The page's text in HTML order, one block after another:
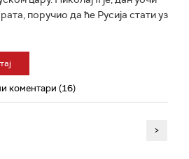
поручио да ће Русија стати уз
коментари (16)
>